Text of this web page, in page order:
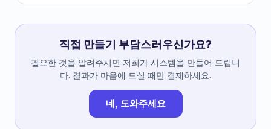
직접 만들기 부담스러우신가요?
필요한 것을 알려주시면 저희가 시스템을 만들어 드립니
다. 결과가 마음에 드실 때만 결제하세요.
네, 도와주세요